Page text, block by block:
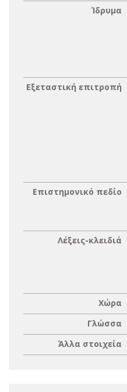
Ίδρυμα
Εξεταστική επιτροπή
Επιστημονικό πεδίο
Λέξεις-κλειδιά
Χώρα
Γλώσσα
Άλλα στοιχεία